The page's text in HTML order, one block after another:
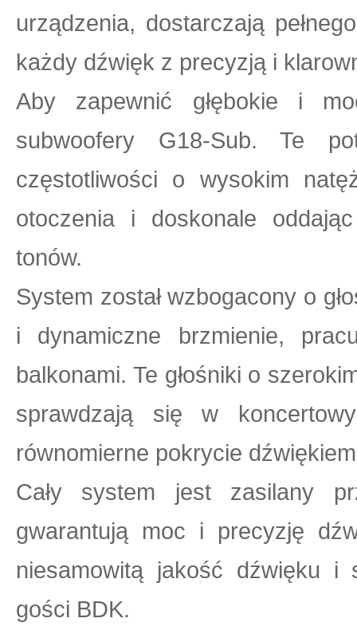
urządzenia, dostarczają
każdy dźwięk z precyzją i
Aby zapewnić głębokie i
subwoofery G18-Sub. Te
częstotliwości o wysokim
otoczenia i doskonale
tonów.
System został wzbogacony o
i dynamiczne brzmienie,
balkonami. Te głośniki o
sprawdzają się w
równomierne pokrycie
Cały system jest zasilany
gwarantują moc i precyzję
niesamowitą jakość dźwięku i
gości BDK.